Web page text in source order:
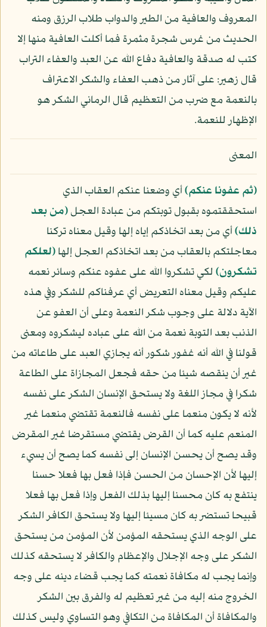
المعروف والعافية من الطير والدواب طلاب الرزق ومنه
الحديث من غرس شجرة مثمرة فما أكلت العافية منها إلا
كتب له صدقة والعافية دفاع الله عن العبد والعفاء التراب
قال زهير: على آثار من ذهب العفاء والشكر الاعتراف
بالنعمة مع ضرب من التعظيم قال الرماني الشكر هو
الإظهار للنعمة.
المعنى
﴿ثم عفونا عنكم﴾أي وضعنا عنكم العقاب الذي
استحققتموه بقبول توبتكم من عبادة العجل﴿من بعد
ذلك﴾أي من بعد اتخاذكم إياه إلها وقيل معناه تركنا
معاجلتكم بالعقاب من بعد اتخاذكم العجل إلها﴿لعلكم
تشكرون﴾لكي تشكروا الله على عفوه عنكم وسائر نعمه
عليكم وقيل معناه التعريض أي عرفناكم للشكر وفي هذه
الآية دلالة على وجوب شكر النعمة وعلى أن العفو عن
الذنب بعد التوبة نعمة من الله على عباده ليشكروه ومعنى
قولنا في الله أنه غفور شكور أنه يجازي العبد على طاعاته من
غير أن ينقصه شيئا من حقه فجعل المجازاة على الطاعة
شكرا في مجاز اللغة ولا يستحق الإنسان الشكر على نفسه
لأنه لا يكون منعما على نفسه فالنعمة تقتضي منعما غير
المنعم عليه كما أن القرض يقتضي مستقرضا غير المقرض
وقد يصح أن يحسن الإنسان إلى نفسه كما يصح أن يسيء
إليها لأن الإحسان من الحسن فإذا فعل بها فعلا حسنا
ينتفع به كان محسنا إليها بذلك الفعل وإذا فعل بها فعلا
قبيحا تستضر به كان مسيئا إليها ولا يستحق الكافر الشكر
على الوجه الذي يستحقه المؤمن لأن المؤمن من يستحق
الشكر على وجه الإجلال والإعظام والكافر لا يستحقه كذلك
وإنما يجب له مكافاة نعمته كما يجب قضاء دينه على وجه
الخروج منه إليه من غير تعظيم له والفرق بين الشكر
والمكافاة أن المكافاة من التكافي وهو التساوي وليس كذلك